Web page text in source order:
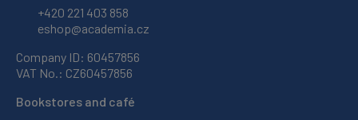
+420 221 403 858
eshop@academia.cz
Company ID: 60457856
VAT No.: CZ60457856
Bookstores and café